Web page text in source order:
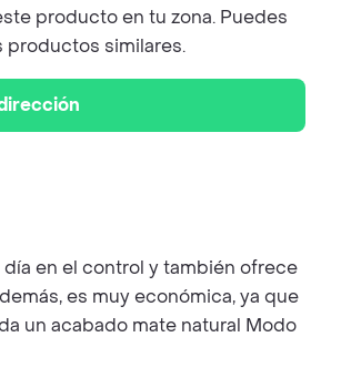
producto en tu zona. Puedes
similares.
en el control y también ofrece
es muy económica, ya que
un acabado mate natural Modo